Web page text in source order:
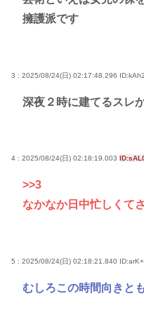
擁護派です
3 : 2025/08/24(日) 02:17:48.296
深夜２時に建てるスレ
4 : 2025/08/24(日) 02:18:19.003
>>3
なかなか日中忙しくてさ
5 : 2025/08/24(日) 02:18:21.840
むしろこの時間向きと